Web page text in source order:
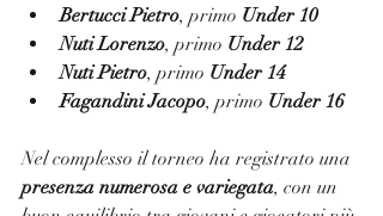
Bertucci Pietro, primo Under 10
Nuti Lorenzo, primo Under 12
Nuti Pietro, primo Under 14
Fagandini Jacopo, primo Under 16
Nel complesso il torneo ha registrato una
presenza numerosa e variegata, con un